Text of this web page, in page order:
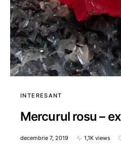
INTERESANT
Mercurul rosu –
decembrie 7, 2019 1,1K views